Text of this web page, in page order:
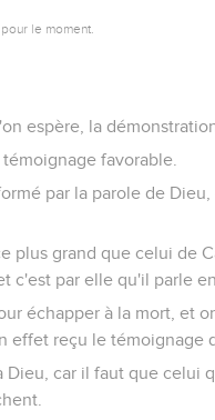
le moment.
espère, la
favorable.
par la parole de
plus grand que celui de
c'est par elle qu'il parle
échapper à la mort, et
effet reçu le témoignage
Dieu, car il faut que celui